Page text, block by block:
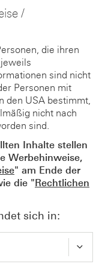
/
die ihren
sind nicht
Personen mit
den USA bestimmt,
nicht nach
sind.
Inhalte stellen
Werbehinweise,
" am Ende der
die "Rechtlichen
sich in: